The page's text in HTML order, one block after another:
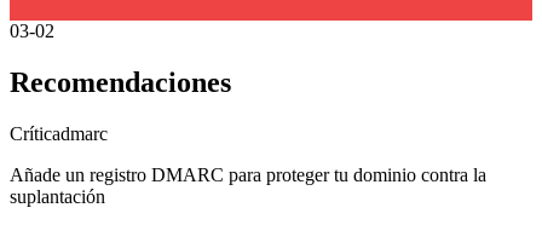
03-02
Recomendaciones
Críticadmarc
Añade un registro DMARC para proteger tu dominio contra la
suplantación